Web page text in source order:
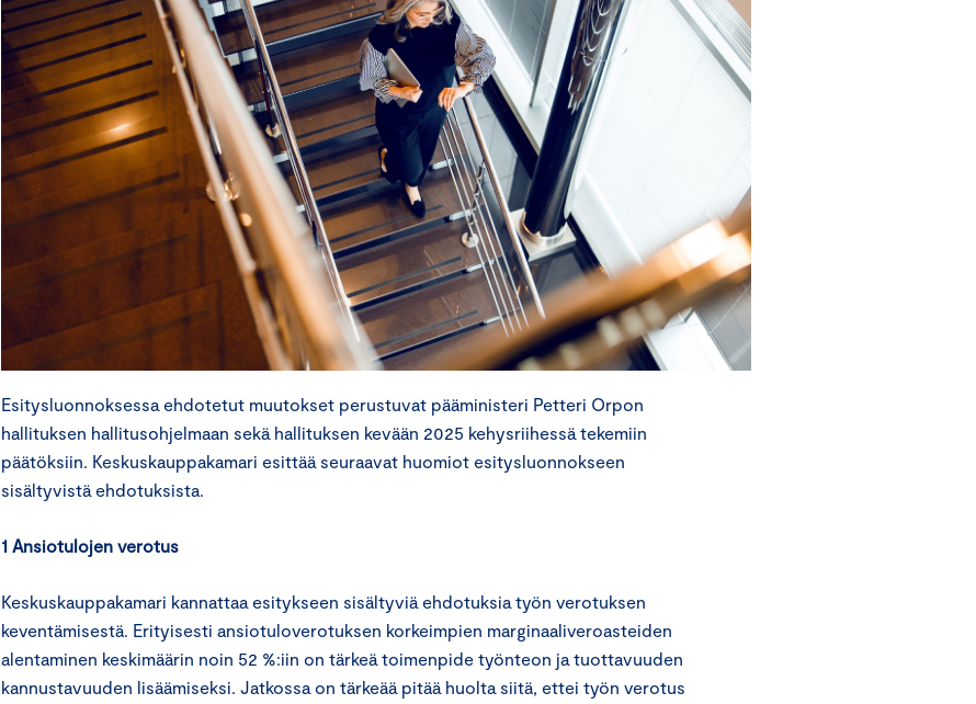
Esitysluonnoksessa ehdotetut muutokset perustuvat pääministeri Petteri Orpon
hallituksen hallitusohjelmaan sekä hallituksen kevään 2025 kehysriihessä tekemiin
päätöksiin. Keskuskauppakamari esittää seuraavat huomiot esitysluonnokseen
sisältyvistä ehdotuksista.
1 Ansiotulojen verotus
Keskuskauppakamari kannattaa esitykseen sisältyviä ehdotuksia työn verotuksen
keventämisestä. Erityisesti ansiotuloverotuksen korkeimpien marginaaliveroasteiden
alentaminen keskimäärin noin 52 %:iin on tärkeä toimenpide työnteon ja tuottavuuden
kannustavuuden lisäämiseksi. Jatkossa on tärkeää pitää huolta siitä, ettei työn verotus